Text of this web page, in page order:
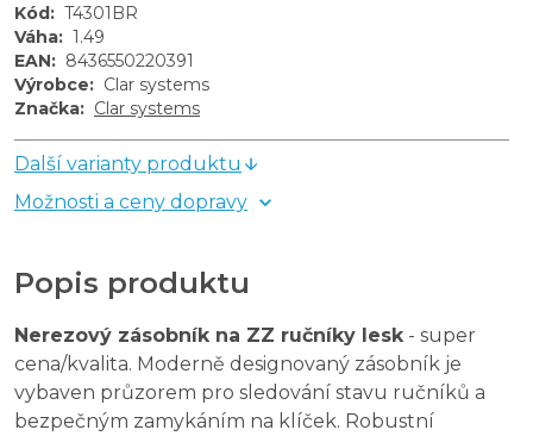
Kód: T4301BR
Váha: 1.49
EAN: 8436550220391
Výrobce: Clar systems
Značka: Clar systems
Další varianty produktu
Možnosti a ceny dopravy
Popis produktu
Nerezový zásobník na ZZ ručníky lesk - super
cena/kvalita. Moderně designovaný zásobník je
vybaven průzorem pro sledování stavu ručníků a
bezpečným zamykáním na klíček. Robustní